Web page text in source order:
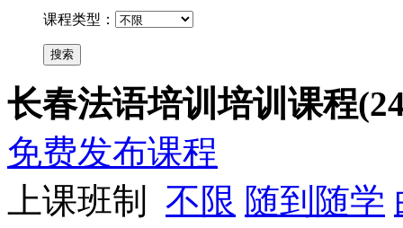
课程类型：
长春法语培训培训课程
免费发布课程
上课班制
不限 随到随学